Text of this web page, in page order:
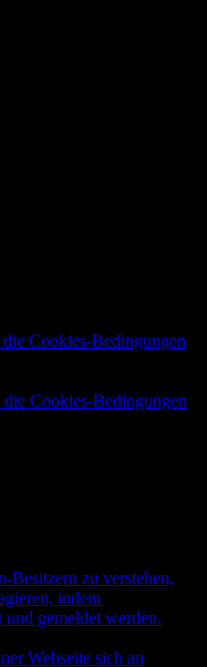
die Cookies-Bedingungen
die Cookies-Bedingungen
Besitzern zu verstehen,
indem
gemeldet werden.
Webseite sich an